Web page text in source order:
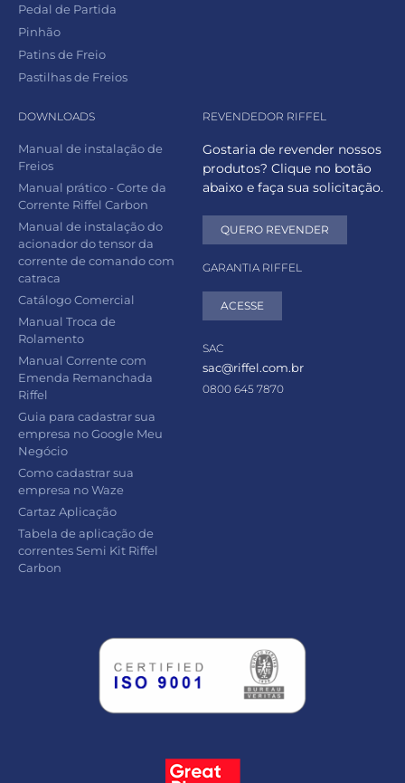
Pedal de Partida
Pinhão
Patins de Freio
Pastilhas de Freios
DOWNLOADS
Manual de instalação de
Freios
Manual prático - Corte da
Corrente Riffel Carbon
Manual de instalação do
acionador do tensor da
corrente de comando com
catraca
Catálogo Comercial
Manual Troca de
Rolamento
Manual Corrente com
Emenda Remanchada
Riffel
Guia para cadastrar sua
empresa no Google Meu
Negócio
Como cadastrar sua
empresa no Waze
Cartaz Aplicação
Tabela de aplicação de
correntes Semi Kit Riffel
Carbon
REVENDEDOR RIFFEL
Gostaria de revender nossos
produtos? Clique no botão
abaixo e faça sua solicitação.
QUERO REVENDER
GARANTIA RIFFEL
ACESSE
SAC
sac@riffel.com.br
0800 645 7870